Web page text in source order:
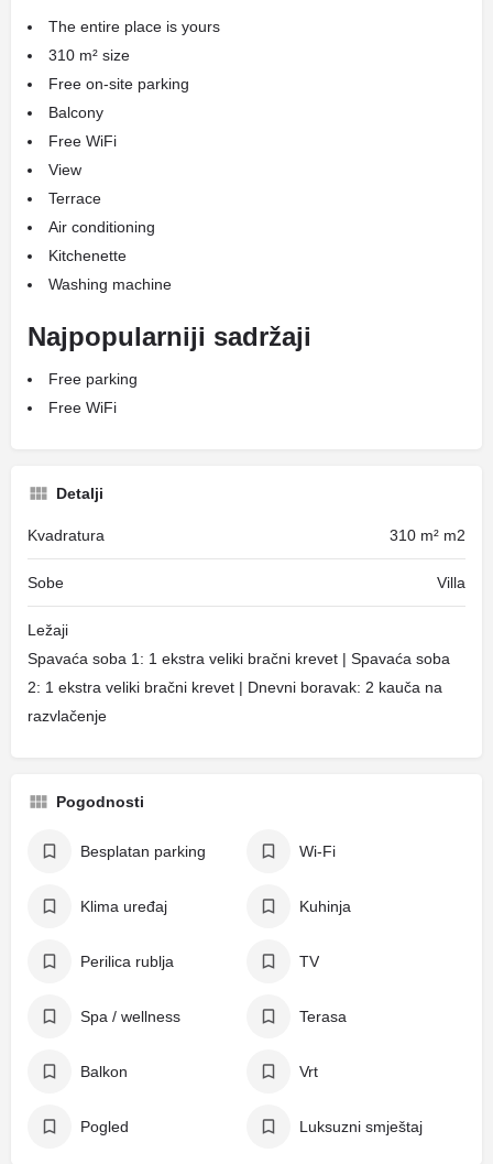
The entire place is yours
310 m² size
Free on-site parking
Balcony
Free WiFi
View
Terrace
Air conditioning
Kitchenette
Washing machine
Najpopularniji sadržaji
Free parking
Free WiFi
Detalji
Kvadratura 310 m² m2
Sobe Villa
Ležaji
Spavaća soba 1: 1 ekstra veliki bračni krevet | Spavaća soba
2: 1 ekstra veliki bračni krevet | Dnevni boravak: 2 kauča na
razvlačenje
Pogodnosti
Besplatan parking Wi-Fi
Klima uređaj Kuhinja
Perilica rublja TV
Spa / wellness Terasa
Balkon Vrt
Pogled Luksuzni smještaj